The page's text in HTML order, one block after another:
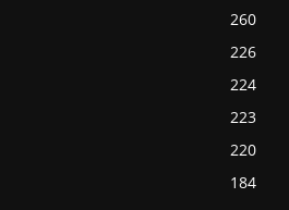
260
226
224
223
220
184